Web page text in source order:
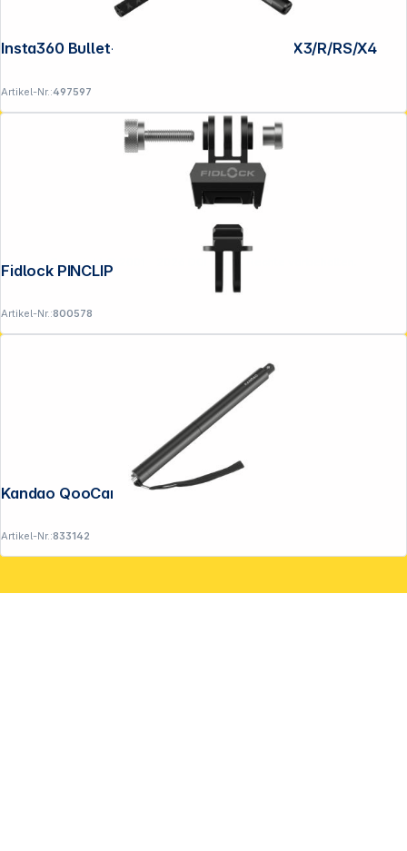
Insta360 Bullet-Time Bundle für One X2/X3/R/RS/X4
Artikel-Nr.:497597
Artikel-Nr.:800578
Artikel-Nr.:833142